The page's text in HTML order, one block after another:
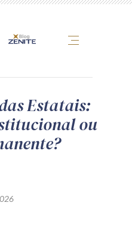
conosco
de Dados
Estatais:
ou